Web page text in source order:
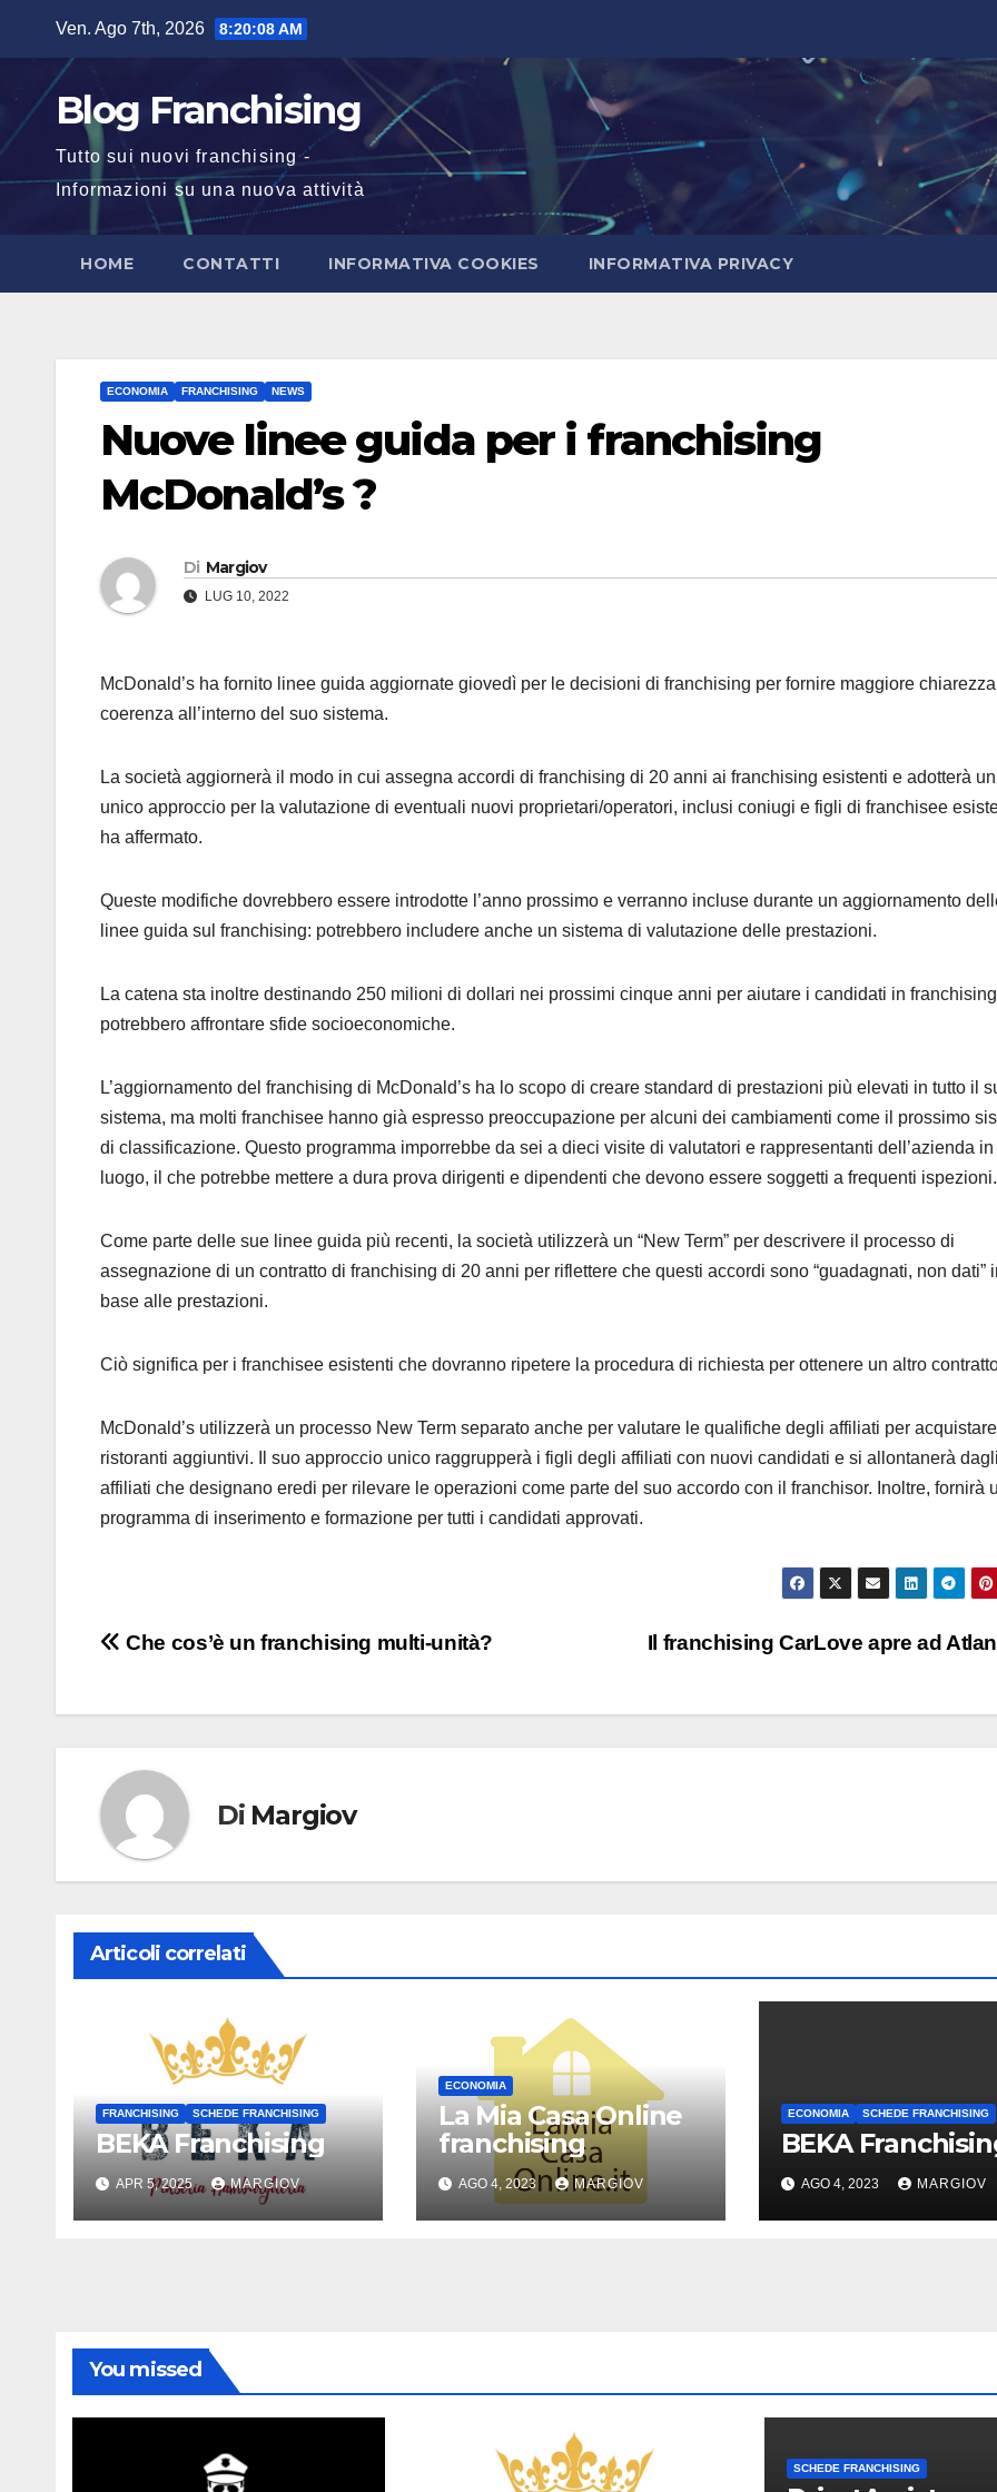
contenuto
Ven. Ago 7th, 2026 8:20:08 AM
Blog Franchising
Tutto sui nuovi franchising -
Informazioni su una nuova attività
HOME CONTATTI INFORMATIVA COOKIES INFORMATIVA PRIVACY
ECONOMIA FRANCHISING NEWS
Nuove linee guida per i franchising
McDonald’s ?
Di Margiov
LUG 10, 2022
McDonald’s ha fornito linee guida aggiornate giovedì per le decisioni di franchising per fornire maggiore
coerenza all’interno del suo sistema.
La società aggiornerà il modo in cui assegna accordi di franchising di 20 anni ai franchising esistenti e adotterà un
unico approccio per la valutazione di eventuali nuovi proprietari/operatori, inclusi coniugi e figli di franchisee
ha affermato.
Queste modifiche dovrebbero essere introdotte l’anno prossimo e verranno incluse durante un aggiornamento
linee guida sul franchising: potrebbero includere anche un sistema di valutazione delle prestazioni.
La catena sta inoltre destinando 250 milioni di dollari nei prossimi cinque anni per aiutare i candidati in
potrebbero affrontare sfide socioeconomiche.
L’aggiornamento del franchising di McDonald’s ha lo scopo di creare standard di prestazioni più elevati in tutto il
sistema, ma molti franchisee hanno già espresso preoccupazione per alcuni dei cambiamenti come il prossimo
di classificazione. Questo programma imporrebbe da sei a dieci visite di valutatori e rappresentanti dell’azienda
luogo, il che potrebbe mettere a dura prova dirigenti e dipendenti che devono essere soggetti a frequenti ispezioni.
Come parte delle sue linee guida più recenti, la società utilizzerà un “New Term” per descrivere il processo di
assegnazione di un contratto di franchising di 20 anni per riflettere che questi accordi sono “guadagnati, non dati”
base alle prestazioni.
Ciò significa per i franchisee esistenti che dovranno ripetere la procedura di richiesta per ottenere un altro
McDonald’s utilizzerà un processo New Term separato anche per valutare le qualifiche degli affiliati per acquistare
ristoranti aggiuntivi. Il suo approccio unico raggrupperà i figli degli affiliati con nuovi candidati e si allontanerà
affiliati che designano eredi per rilevare le operazioni come parte del suo accordo con il franchisor. Inoltre, fornirà
programma di inserimento e formazione per tutti i candidati approvati.
Navigazione
Il franchising CarLove apre ad
Che cos’è un franchising multi-unità?
Di Margiov
Articoli correlati
FRANCHISING SCHEDE FRANCHISING
BEKA Franchising
APR 5, 2025 MARGIOV
ECONOMIA
La Mia Casa Online
franchising
AGO 4, 2023 MARGIOV
ECONOMIA SCHEDE FRANCHISING
BEKA
AGO 4, 2023 MARGIOV
You missed
SCHEDE FRANCHISING